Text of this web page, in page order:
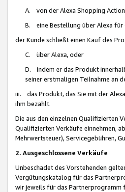
A. von der Alexa Shopping
B. eine Bestellung über Alexa für
der Kunde schließt einen Kauf des
C. über Alexa, oder
D. indem er das Produkt
seiner erstmaligen Teilnahme an
iii. das Produkt, das Sie mit der
ihm bezahlt.
Die aus den einzelnen Qualifizierten
Qualifizierten Verkäufe einnehmen,
Mehrwertsteuer), Servicegebühren,
2. Ausgeschlossene Verkäufe
Unbeschadet des Vorstehenden
Vergütungskatalog für das
wir jeweils für das Partnerprogramm